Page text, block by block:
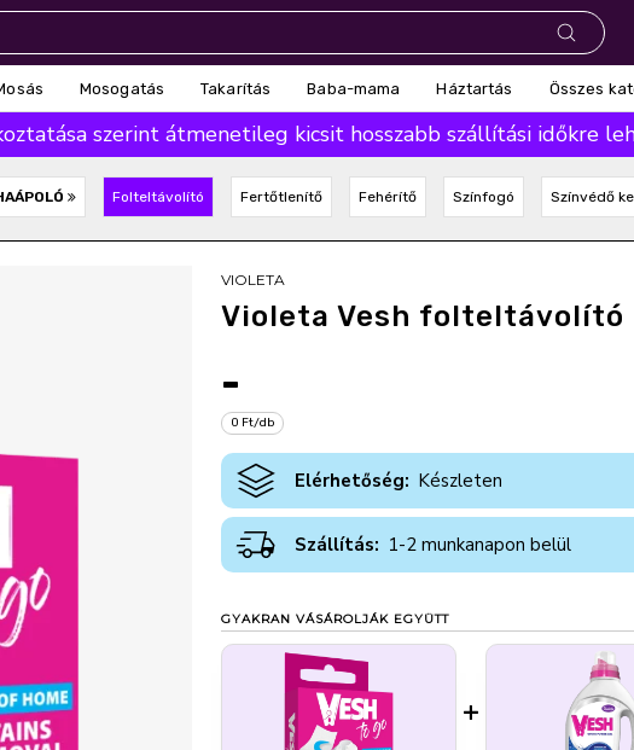
Mosogatás Takarítás Baba-mama Háztartás Összes
szerint átmenetileg kicsit hosszabb szállítási időkre
Folteltávolító Fertőtlenítő Fehérítő Színfogó Színvédő
VIOLETA
Violeta Vesh folteltávolító
-
0 Ft/db
Elérhetőség: Készleten
Szállítás: 1-2 munkanapon belül
GYAKRAN VÁSÁROLJÁK EGYÜTT
+